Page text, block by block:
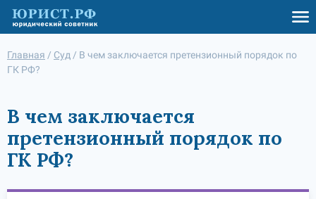
Главная / Суд / В чем заключается претензионный порядок по
ГК РФ?
В чем заключается
претензионный порядок по
ГК РФ?